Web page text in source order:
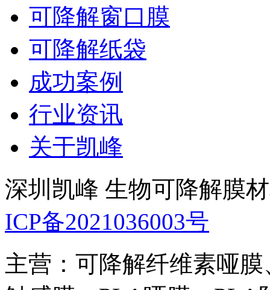
可降解窗口膜
可降解纸袋
成功案例
行业资讯
关于凯峰
深圳凯峰 生物可降解膜
ICP备2021036003号
主营：可降解纤维素哑